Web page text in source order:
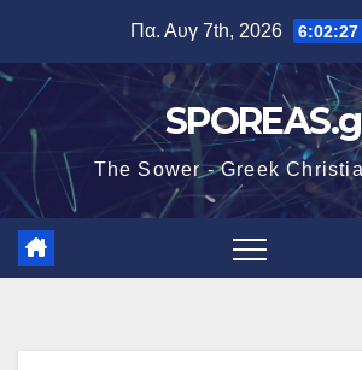
περιεχόμενο
Πα. Αυγ 7th, 2026 6:02:29
The Sower - Greek